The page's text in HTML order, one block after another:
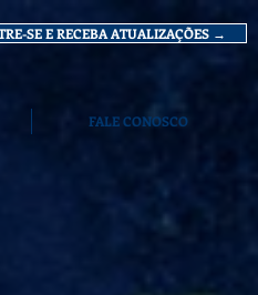
SE E RECEBA ATUALIZAÇÕES →
FALE CONOSCO